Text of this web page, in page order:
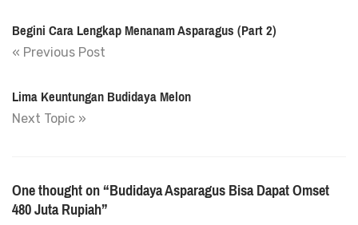
Begini Cara Lengkap Menanam Asparagus (Part 2)
« Previous Post
Lima Keuntungan Budidaya Melon
Next Topic »
One thought on “Budidaya Asparagus Bisa Dapat Omset
480 Juta Rupiah”